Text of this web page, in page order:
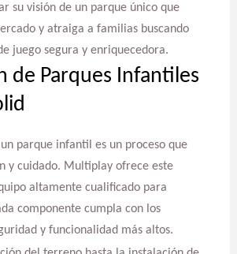
su visión de un parque único que
y atraiga a familias buscando
juego segura y enriquecedora.
de Parques Infantiles
parque infantil es un proceso que
y cuidado. Multiplay ofrece este
altamente cualificado para
componente cumpla con los
y funcionalidad más altos.